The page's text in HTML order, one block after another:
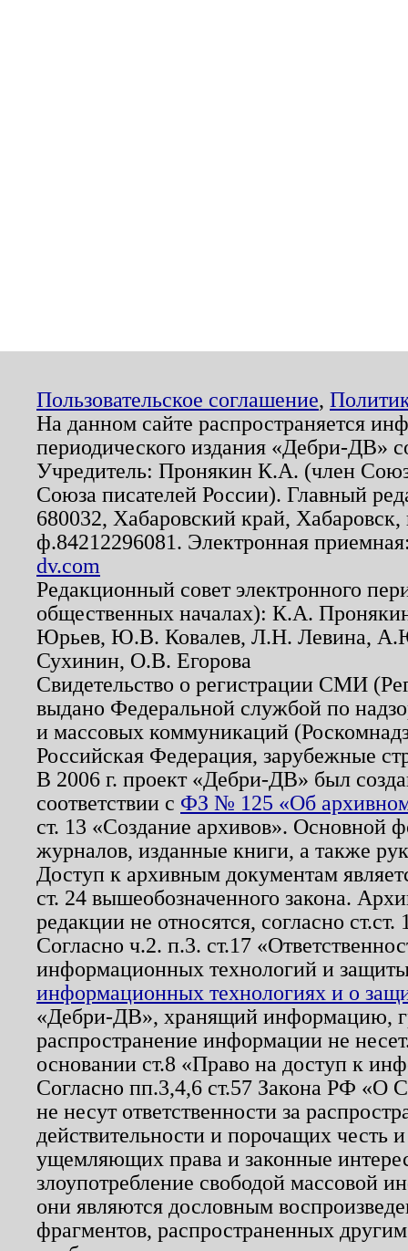
Пользовательское соглашение,
На данном сайте распространяется
периодического издания «Дебри-ДВ»
Учредитель: Пронякин К.А. (член
Союза писателей России). Главный
680032, Хабаровский край,
ф.84212296081. Электронная
dv.com
Редакционный совет электронного
общественных началах): К.А.
Юрьев, Ю.В. Ковалев, Л.Н. Левина,
Сухинин, О.В. Егорова
Свидетельство о регистрации СМИ
выдано Федеральной службой по
и массовых коммуникаций
Российская Федерация, зарубежные
В 2006 г. проект «Дебри-ДВ» был
соответствии с ФЗ № 125 «Об
ст. 13 «Создание архивов». Основной
журналов, изданные книги, а также
Доступ к архивным документам
ст. 24 вышеобозначенного закона.
редакции не относятся, согласно
Согласно ч.2. п.3. ст.17
информационных технологий и
информационных технологиях и о
«Дебри-ДВ», хранящий информацию,
распространение информации не
основании ст.8 «Право на доступ к
Согласно пп.3,4,6 ст.57 Закона РФ «О
не несут ответственности за
действительности и порочащих честь
ущемляющих права и законные
злоупотребление свободой массовой
они являются дословным
фрагментов, распространенных